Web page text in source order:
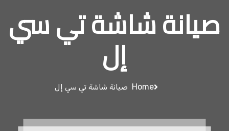
صيانة شاشة تي سي
إل
Home صيانة شاشة تي سي إل